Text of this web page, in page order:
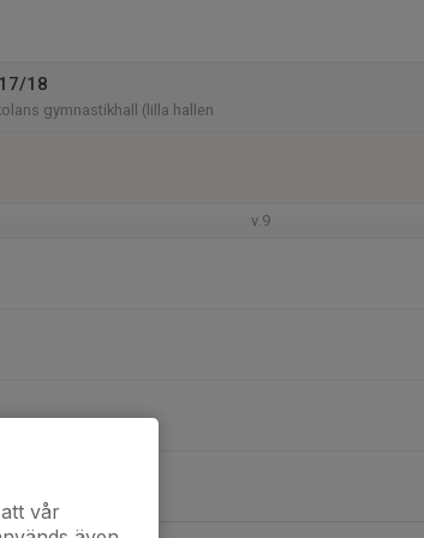
18
gymnastikhall (lilla hallen
v.9
vår